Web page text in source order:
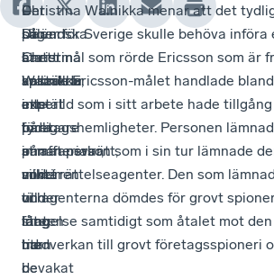
–
Utländska
stater
spionerar
inte
bara
på
militären
och
staten
utan
de
Det
säger
Christina
Wainikka,
expert
på
immaterialrätt,
som
under
lång
tid
bevakat
–
Där
har
anställda
ett
tydligare
straffansvar,
vilket
vi
inte
har
i
Christina Wainikka menar att det
på varför Sverige skulle behöva
är ett mål som rörde Ericsson som är
kallade Ericsson-målet handlade
anställd som i sitt arbete hade
företagshemligheter. Personen
annan person som i sin tur lämnade
underrättelseagenter. Den som
till agenterna dömdes för grovt
fängelse samtidigt som åtalet mot
medverkan till grovt företagsspioneri